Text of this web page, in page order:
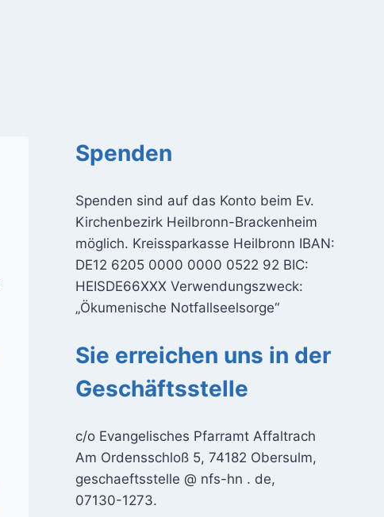
Spenden
Spenden sind auf das Konto beim Ev.
Kirchenbezirk Heilbronn-Brackenheim
möglich. Kreissparkasse Heilbronn IBAN:
DE12 6205 0000 0000 0522 92 BIC:
HEISDE66XXX Verwendungszweck:
„Ökumenische Notfallseelsorge“
Sie erreichen uns in der
Geschäftsstelle
c/o Evangelisches Pfarramt Affaltrach
Am Ordensschloß 5, 74182 Obersulm,
geschaeftsstelle @ nfs-hn . de,
07130-1273.